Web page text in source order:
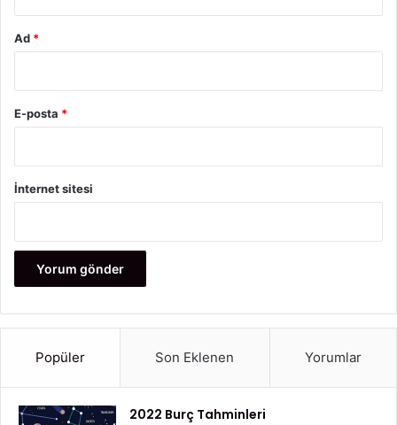
Ad *
E-posta *
İnternet sitesi
Popüler Son Eklenen Yorumlar
2022 Burç Tahminleri